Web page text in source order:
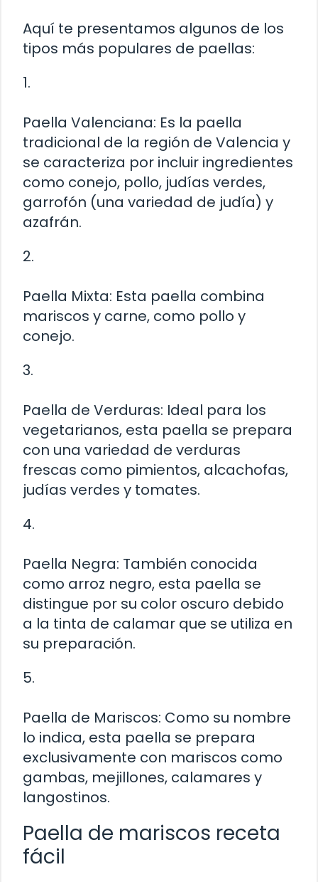
Aquí te presentamos algunos de los
tipos más populares de paellas:
1.
Paella Valenciana: Es la paella
tradicional de la región de Valencia y
se caracteriza por incluir ingredientes
como conejo, pollo, judías verdes,
garrofón (una variedad de judía) y
azafrán.
2.
Paella Mixta: Esta paella combina
mariscos y carne, como pollo y
conejo.
3.
Paella de Verduras: Ideal para los
vegetarianos, esta paella se prepara
con una variedad de verduras
frescas como pimientos, alcachofas,
judías verdes y tomates.
4.
Paella Negra: También conocida
como arroz negro, esta paella se
distingue por su color oscuro debido
a la tinta de calamar que se utiliza en
su preparación.
5.
Paella de Mariscos: Como su nombre
lo indica, esta paella se prepara
exclusivamente con mariscos como
gambas, mejillones, calamares y
langostinos.
Paella de mariscos receta
fácil